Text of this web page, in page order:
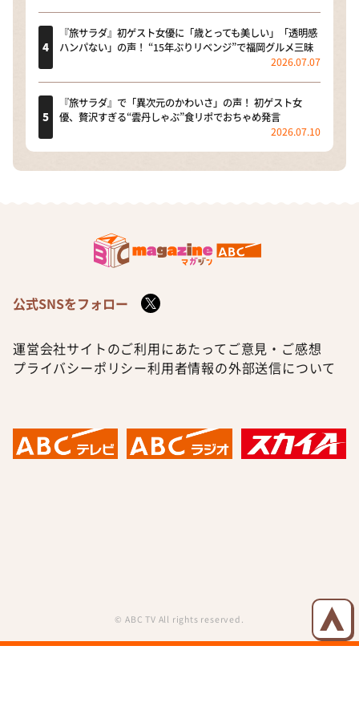
『旅サラダ』初ゲスト女優に「歳とっても美しい」「透明感
ハンパない」の声！ “15年ぶりリベンジ”で福岡グルメ三昧
2026.07.07
『旅サラダ』で「異次元のかわいさ」の声！ 初ゲスト女
優、贅沢すぎる“雲丹しゃぶ”食リポでおちゃめ発言
2026.07.10
公式SNSをフォロー
運営会社サイトのご利用にあたって ご意見・ご感想
プライバシーポリシー利用者情報の外部送信について
© ABC TV All rights reserved.